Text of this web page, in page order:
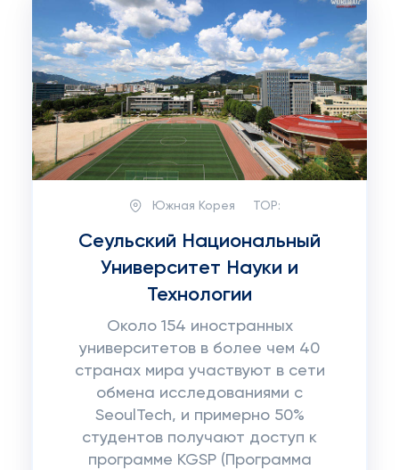
Южная Корея TOP:
Сеульский Национальный
Университет Науки и
Технологии
Около 154 иностранных
университетов в более чем 40
странах мира участвуют в сети
обмена исследованиями с
SeoulTech, и примерно 50%
студентов получают доступ к
программе KGSP (Программа